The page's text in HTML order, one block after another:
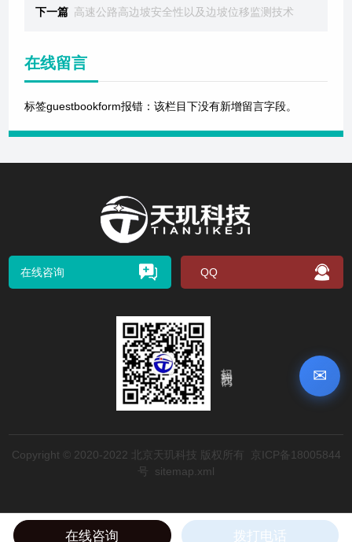
✉
下一篇 高速公路高边坡安全性以及边坡位移监测技术
在线留言
标签guestbookform报错：该栏目下没有新增留言字段。
在线咨询 QQ
Copyright © 2020-2022 北京天玑科技 版权所有
京ICP备18005844
号
sitemap.xml
在线咨询 拨打电话